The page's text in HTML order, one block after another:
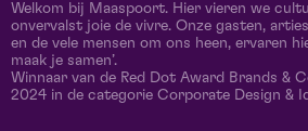
Welkom bij Maaspoort. Hier vieren we
onvervalst joie de vivre. Onze gasten,
en de vele mensen om ons heen, ervaren
maak je samen’.
Winnaar van de Red Dot Award Brands &
2024 in de categorie Corporate Design &